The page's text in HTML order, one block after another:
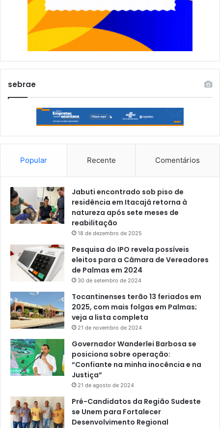
sebrae
Popular Recente Comentários
Jabuti encontrado sob piso de
residência em Itacajá retorna à
natureza após sete meses de
reabilitação
18 de dezembro de 2025
Pesquisa do IPO revela possíveis
eleitos para a Câmara de Vereadores
de Palmas em 2024
30 de setembro de 2024
Tocantinenses terão 13 feriados em
2025, com mais folgas em Palmas;
veja a lista completa
21 de novembro de 2024
Governador Wanderlei Barbosa se
posiciona sobre operação:
“Confiante na minha inocência e na
Justiça”
21 de agosto de 2024
Pré-Candidatos da Região Sudeste
se Unem para Fortalecer
Desenvolvimento Regional